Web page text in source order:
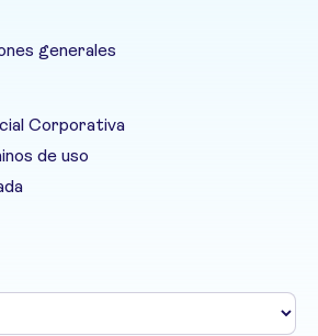
generales
Corporativa
de uso